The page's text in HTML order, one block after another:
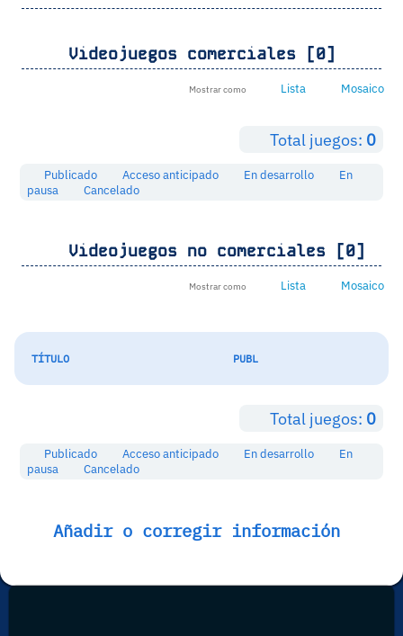
Videojuegos comerciales [0]
Mostrar como Lista Mosaico
Total juegos: 0
Publicado Acceso anticipado En desarrollo
En
pausa
Cancelado
Videojuegos no comerciales [0]
Mostrar como Lista Mosaico
TÍTULO PUBL
Total juegos: 0
Publicado Acceso anticipado En desarrollo
En
pausa
Cancelado
Añadir o corregir información